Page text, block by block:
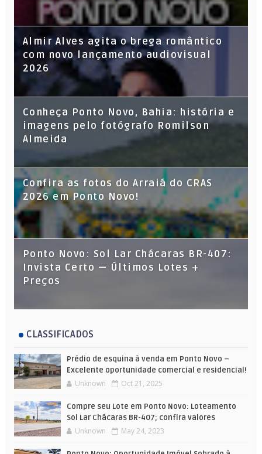
Almir Alves agita o brega romântico
com novo lançamento audiovisual
2026
Conheça Ponto Novo, Bahia: história e
imagens pelo fotógrafo Romilson
Almeida
Confira as fotos do Arraiá do CRAS
2026 em Ponto Novo!
Ponto Novo: Sol Lar Chácaras BR-407:
Invista Certo — Últimos Lotes +
Preços
CLASSIFICADOS
Prédio de esquina à venda em Ponto Novo –
Excelente oportunidade comercial e residencial!
Unknown Oct 21, 2025
Compre seu Lote em Ponto Novo: Loteamento
Sol Lar Chácaras BR-407; confira valores
Unknown May 24, 2023